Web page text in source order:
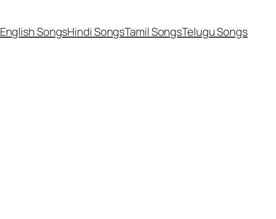
English SongsHindi SongsTamil SongsTelugu Songs